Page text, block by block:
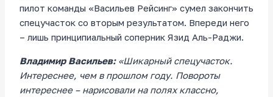
пилот команды «Васильев Рейсинг» сумел закончить
спецучасток со вторым результатом. Впереди него
– лишь принципиальный соперник Язид Аль-Раджи.
Владимир Васильев:«Шикарный спецучасток.
Интереснее, чем в прошлом году. Повороты
интереснее – нарисовали на полях классно,